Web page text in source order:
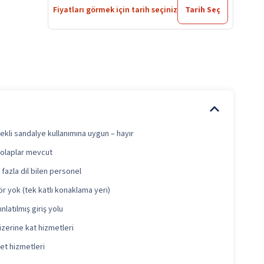
Fiyatları görmek için tarih seçiniz Tarih Seç
sandalye kullanımına uygun – hayır
mevcut
dil bilen personel
yok (tek katlı konaklama yeri)
giriş yolu
kat hizmetleri
hizmetleri